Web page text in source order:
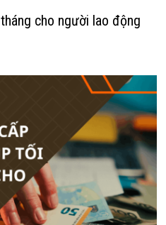
cho người lao động